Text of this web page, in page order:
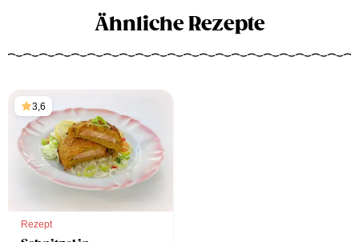
Ähnliche Rezepte
3,6
Rezept